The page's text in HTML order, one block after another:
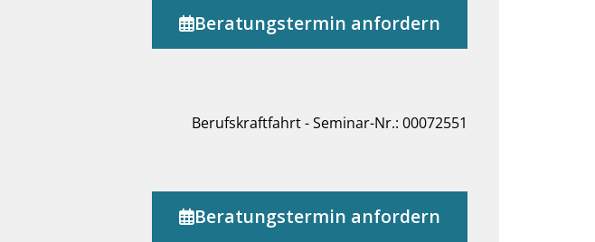
Beratungstermin anfordern
Berufskraftfahrt - Seminar-Nr.: 00072551
Beratungstermin anfordern